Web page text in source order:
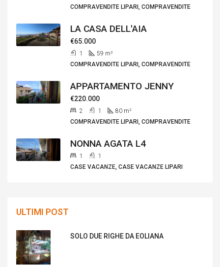
COMPRAVENDITE LIPARI, COMPRAVENDITE
LA CASA DELL'AIA
€65.000
1 59 m²
COMPRAVENDITE LIPARI, COMPRAVENDITE
APPARTAMENTO JENNY
€220.000
2 1 80 m²
COMPRAVENDITE LIPARI, COMPRAVENDITE
NONNA AGATA L4
1
1
CASE VACANZE, CASE VACANZE LIPARI
ULTIMI POST
SOLO DUE RIGHE DA EOLIANA